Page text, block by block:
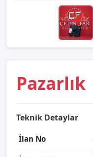
Pazarlık
Teknik Detaylar
İlan No